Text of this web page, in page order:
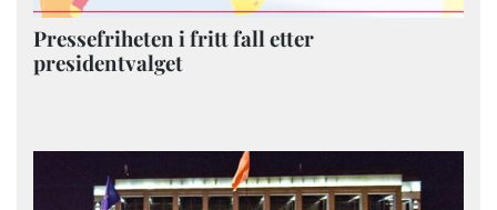
Pressefriheten i fritt fall etter
presidentvalget